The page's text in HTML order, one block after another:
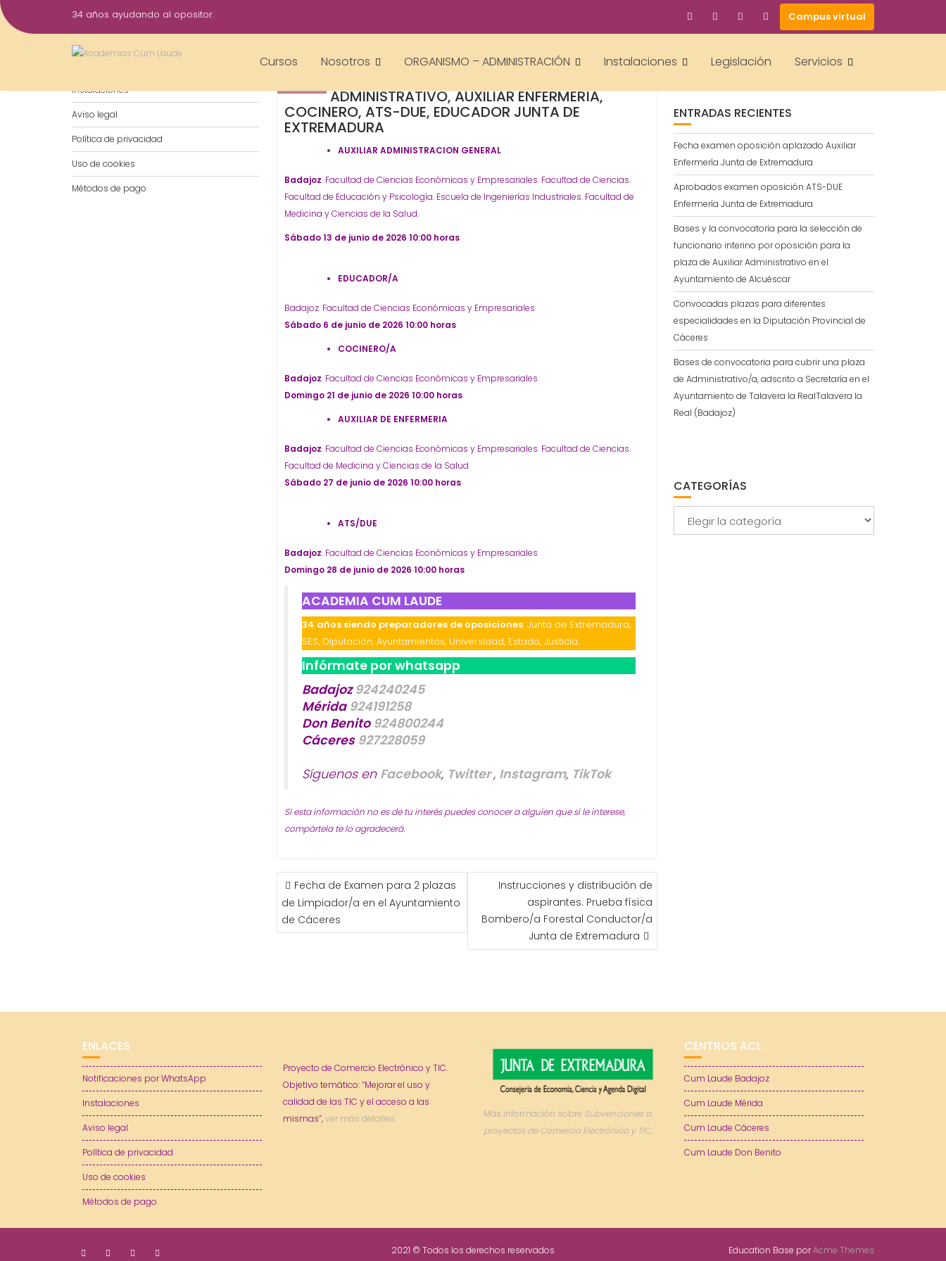
Saltar
al
34 años ayudando al opositor. Campus virtual
Cursos Nosotros ORGANISMO – ADMINISTRACIÓN Instalaciones Legislación Servicios
18
Gestor AcademiasCumLaude
ADMINISTRATIVO, AUXILIAR ENFERMERÍA,
COCINERO, ATS-DUE, EDUCADOR JUNTA DE
EXTREMADURA
AUXILIAR ADMINISTRACION GENERAL
Badajoz. Facultad de Ciencias Económicas y Empresariales. Facultad de Ciencias.
Facultad de Educación y Psicología. Escuela de Ingenierías Industriales. Facultad de
Medicina y Ciencias de la Salud.
Sábado 13 de junio de 2026 10:00 horas
EDUCADOR/A
Badajoz. Facultad de Ciencias Económicas y Empresariales
Sábado 6 de junio de 2026 10:00 horas
COCINERO/A
Badajoz. Facultad de Ciencias Económicas y Empresariales
Domingo 21 de junio de 2026 10:00 horas
AUXILIAR DE ENFERMERIA
Badajoz. Facultad de Ciencias Económicas y Empresariales. Facultad de Ciencias.
Facultad de Medicina y Ciencias de la Salud
Sábado 27 de junio de 2026 10:00 horas
ATS/DUE
Badajoz. Facultad de Ciencias Económicas y Empresariales
Domingo 28 de junio de 2026 10:00 horas
ACADEMIA CUM LAUDE
34 años siendo preparadores de oposiciones: Junta de Extremadura,
SES, Diputación, Ayuntamientos, Universidad, Estado, Justicia…
Infórmate por whatsapp
Badajoz924240245
Mérida 924191258
Don Benito 924800244
Cáceres 927228059
Síguenos en Facebook, Twitter, Instagram, TikTok
Si esta información no es de tu interés puedes conocer a alguien que si le interese,
compártela te lo agradecerá.
NAVEGACIÓN
DE
ENTRADAS
Fecha de Examen para 2 plazas
de Limpiador/a en el Ayuntamiento
de Cáceres
Instrucciones y distribución de
aspirantes. Prueba física
Bombero/a Forestal Conductor/a
Junta de Extremadura
Instalaciones
Aviso legal
Política de privacidad
Uso de cookies
Métodos de pago
ENTRADAS RECIENTES
Fecha examen oposición aplazado Auxiliar
Enfermería Junta de Extremadura
Aprobados examen oposición ATS-DUE
Enfermería Junta de Extremadura
Bases y la convocatoria para la selección de
funcionario interino por oposición para la
plaza de Auxiliar Administrativo en el
Ayuntamiento de Alcuéscar
Convocadas plazas para diferentes
especialidades en la Diputación Provincial de
Cáceres
Bases de convocatoria para cubrir una plaza
de Administrativo/a, adscrito a Secretaría en el
Ayuntamiento de Talavera la RealTalavera la
Real (Badajoz)
CATEGORÍAS
ENLACES
Notificaciones por WhatsApp
Instalaciones
Aviso legal
Política de privacidad
Uso de cookies
Métodos de pago
Proyecto de Comercio Electrónico y TIC.
Objetivo temático: “Mejorar el uso y
calidad de las TIC y el acceso a las
mismas”,ver más detalles. Más información sobre Subvenciones a
proyectos de Comercio Electrónico y TIC.
CENTROS ACL
Cum Laude Badajoz
Cum Laude Mérida
Cum Laude Cáceres
Cum Laude Don Benito
2021 © Todos los derechos reservados Education Base porAcme Themes